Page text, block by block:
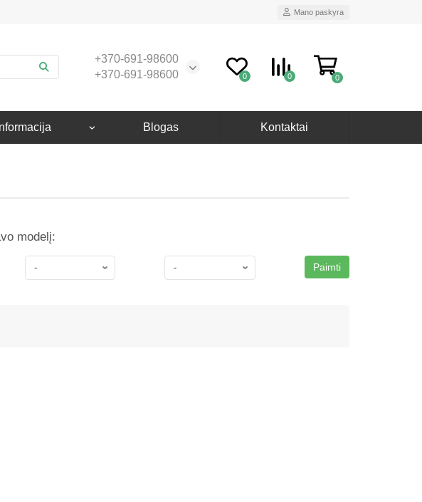
Mano paskyra
+370-691-98600
+370-691-98600
0 0 0
Informacija Blogas Kontaktai
modelį:
Paimti